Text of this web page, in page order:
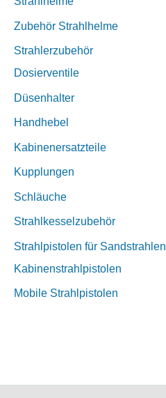
Zubehör Strahlhelme
Strahlerzubehör
Dosierventile
Düsenhalter
Handhebel
Kabinenersatzteile
Kupplungen
Schläuche
Strahlkesselzubehör
Strahlpistolen für Sandstrahlen
Kabinenstrahlpistolen
Mobile Strahlpistolen